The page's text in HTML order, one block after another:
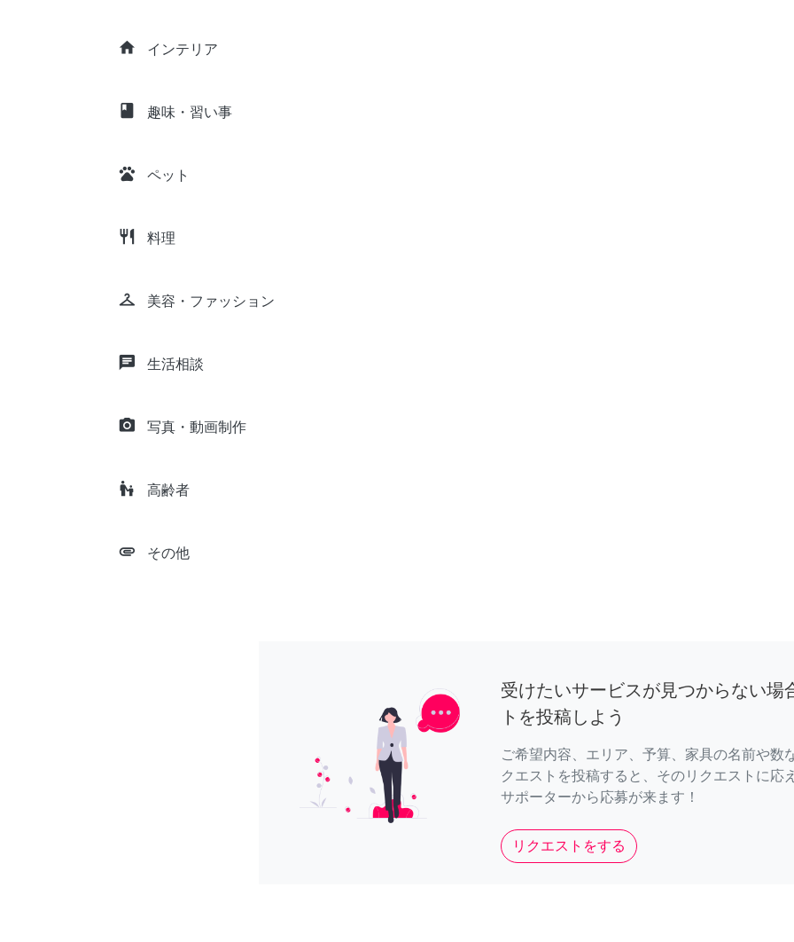
home インテリア
class 趣味・習い事
pets ペット
restaurant 料理
checkroom 美容・ファッション
chat 生活相談
camera_alt 写真・動画制作
escalator_warning 高齢者
attachment その他
受けたいサービスが見つからない場
トを投稿しよう
ご希望内容、エリア、予算、家具の名前や数
クエストを投稿すると、そのリクエストに応
サポーターから応募が来ます！
リクエストをする